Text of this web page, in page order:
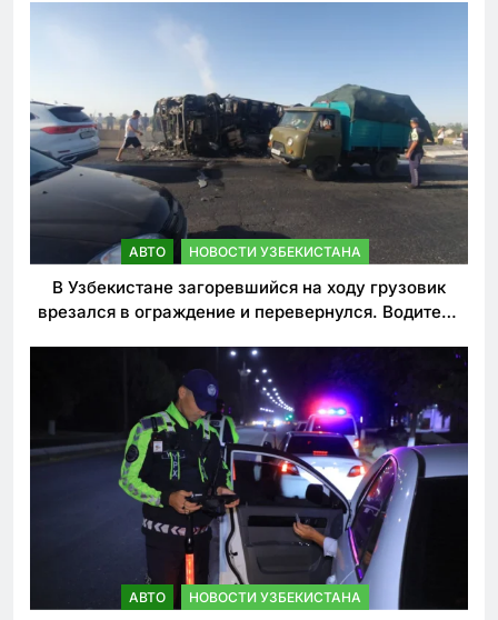
АВТО НОВОСТИ УЗБЕКИСТАНА
В Узбекистане загоревшийся на ходу грузовик
врезался в ограждение и перевернулся. Водитель
АВТО НОВОСТИ УЗБЕКИСТАНА